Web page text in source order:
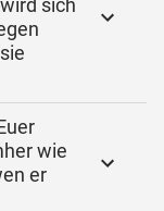
sich
wie
er